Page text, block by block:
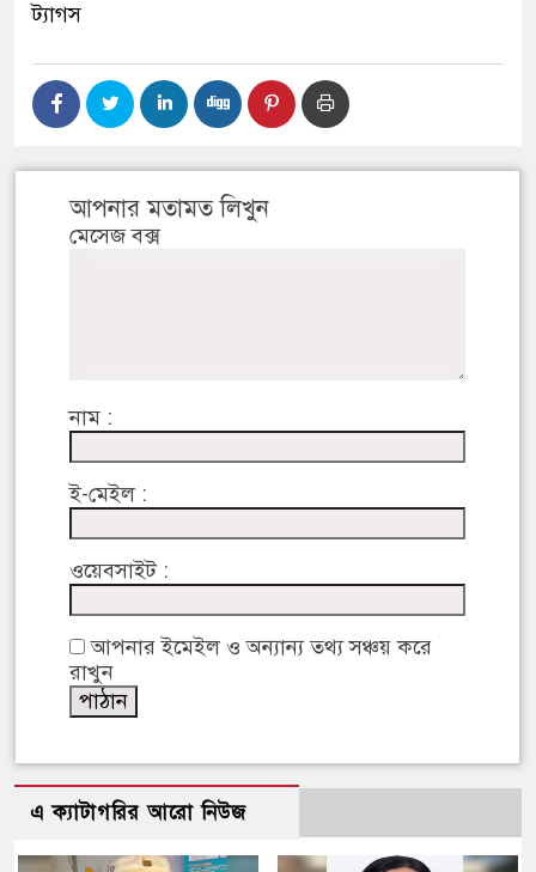
ট্যাগস
আপনার মতামত লিখুন
মেসেজ বক্স
নাম :
ই-মেইল :
ওয়েবসাইট :
আপনার ইমেইল ও অন্যান্য তথ্য সঞ্চয় করে
রাখুন
এ ক্যাটাগরির আরো নিউজ